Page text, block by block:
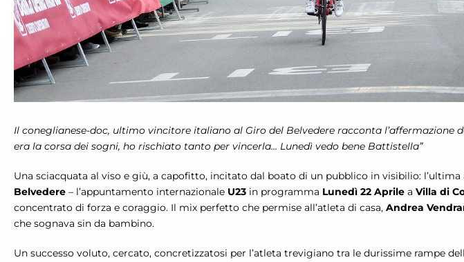
Il coneglianese-doc, ultimo vincitore italiano al Giro del Belvedere racconta l’affermazione
era la corsa dei sogni, ho rischiato tanto per vincerla… Lunedì vedo bene Battistella”
Una sciacquata al viso e giù, a capofitto, incitato dal boato di un pubblico in visibilio:
Belvedere – l’appuntamento internazionale U23 in programma Lunedì 22 Aprile a Villa di
concentrato di forza e coraggio. Il mix perfetto che permise all’atleta di casa, Andrea
che sognava sin da bambino.
Un successo voluto, cercato, concretizzatosi per l’atleta trevigiano tra le durissime rampe